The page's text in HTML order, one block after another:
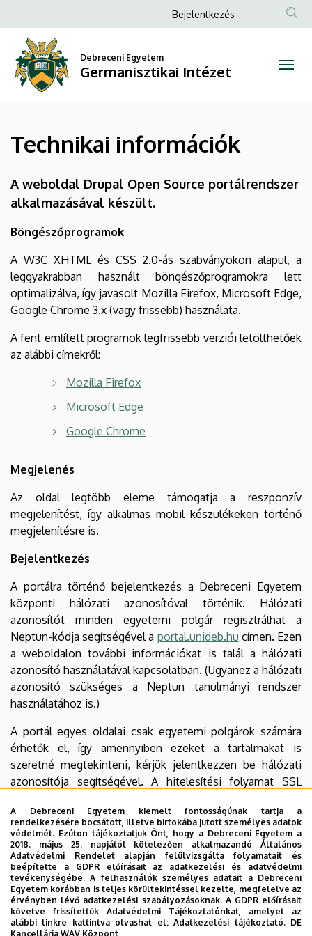
információk
Germanisztikai
Intézet
a
tartalomra
Anonim
menüje
Bejelentkezés
Debreceni Egyetem
Germanisztikai Intézet
Technikai információk
A weboldal Drupal Open Source portálrendszer
alkalmazásával készült.
Böngészőprogramok
A W3C XHTML és CSS 2.0-ás szabványokon alapul, a
leggyakrabban használt böngészőprogramokra lett
optimalizálva, így javasolt Mozilla Firefox, Microsoft Edge,
Google Chrome 3.x (vagy frissebb) használata.
A fent említett programok legfrissebb verziói letölthetőek
az alábbi címekről:
Mozilla Firefox
Microsoft Edge
Google Chrome
Megjelenés
Az oldal legtöbb eleme támogatja a reszponzív
megjelenítést, így alkalmas mobil készülékeken történő
megjelenítésre is.
Bejelentkezés
A portálra történő bejelentkezés a Debreceni Egyetem
központi hálózati azonosítóval történik. Hálózati
azonosítót minden egyetemi polgár regisztrálhat a
Neptun-kódja segítségével a portal.unideb.hu címen. Ezen
a weboldalon további információkat is talál a hálózati
azonosító használatával kapcsolatban. (Ugyanez a hálózati
azonosító szükséges a Neptun tanulmányi rendszer
használatához is.)
A portál egyes oldalai csak egyetemi polgárok számára
érhetők el, így amennyiben ezeket a tartalmakat is
szeretné megtekinteni, kérjük jelentkezzen be hálózati
azonosítója segítségével. A hitelesítési folyamat SSL
felhasználóneve és jelszava nem kerülhet illetéktelen
kezekbe.
Letölthető állományok olvasásához szükséges
program
Az Acrobat típusú fájlok megnyitásához és
megjelenítéséhez szükséges ingyenes programot - ha
A Debreceni Egyetem kiemelt fontosságúnak tartja a
rendelkezésére bocsátott, illetve birtokába jutott személyes adatok
védelmét. Ezúton tájékoztatjuk Önt, hogy a Debreceni Egyetem a
2018. május 25. napjától kötelezően alkalmazandó Általános
Adatvédelmi Rendelet alapján felülvizsgálta folyamatait és
beépítette a GDPR előírásait az adatkezelési és adatvédelmi
tevékenységébe. A felhasználók személyes adatait a Debreceni
Egyetem korábban is teljes körültekintéssel kezelte, megfelelve az
érvényben lévő adatkezelési szabályozásoknak. A GDPR előírásait
követve frissítettük Adatvédelmi Tájékoztatónkat, amelyet az
alábbi linkre kattintva olvashat el:Adatkezelési tájékoztató. DE
Kancellária WAV Központ